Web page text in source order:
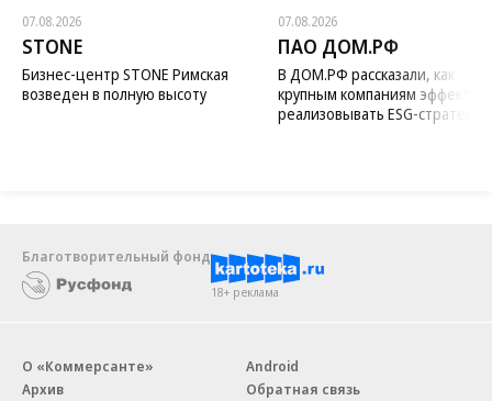
07.08.2026
STONE
Бизнес-центр STONE Римская
возведен в полную высоту
07.08.2026
ПАО ДОМ.РФ
В ДОМ.РФ рассказали, как
крупным компаниям
реализовывать ESG-стратегию
Благотворительный фонд
18+ реклама
О «Коммерсанте»
Архив
Android
Обратная связь